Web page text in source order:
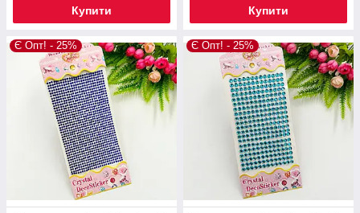
Купити Купити
Є Опт! - 25% Є Опт! - 25%